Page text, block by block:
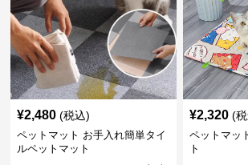
¥2,480 (税込)
ペットマット お手入れ簡単タイ
ルペットマット
¥2,320 (
ペットマッ
ト